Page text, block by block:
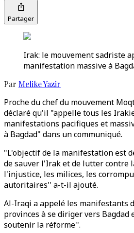
Partager
Irak: le mouvement sadriste
manifestation massive à
Par Melike Yazir
Proche du chef du mouvement
déclaré qu'il "appelle tous les
manifestations pacifiques et
à Bagdad" dans un communiqué.
"L'objectif de la manifestation est
de sauver l'Irak et de lutter contre
l'injustice, les milices, les
autoritaires'' a-t-il ajouté.
Al-Iraqi a appelé les manifestants
provinces à se diriger vers Bagdad
soutenir la réforme''.